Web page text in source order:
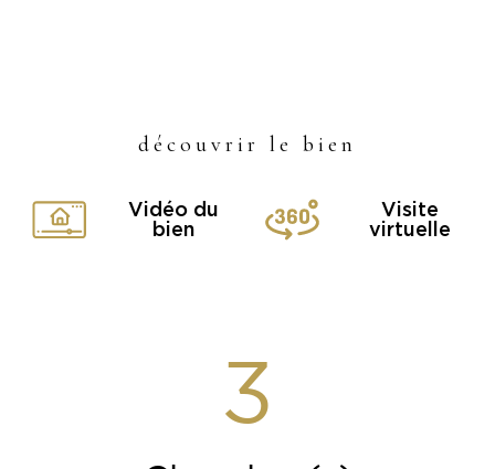
découvrir le bien
Vidéo du
bien
Visite
virtuelle
3